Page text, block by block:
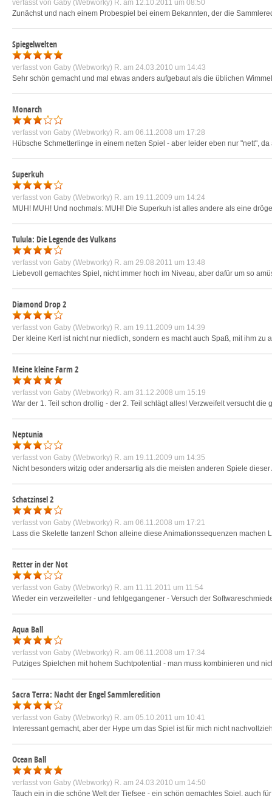
verfasst von Gaby (Webworky) R. am 12.10.2011 um 08:50
Zunächst und nach einem Probespiel bei einem Bekannten, der die
Spiegelwelten
verfasst von Gaby (Webworky) R. am 24.03.2010 um 14:43
Sehr schön gemacht und mal etwas anders aufgebaut als die üblichen
Monarch
verfasst von Gaby (Webworky) R. am 06.11.2008 um 17:28
Hübsche Schmetterlinge in einem netten Spiel - aber leider eben nur "nett",
Superkuh
verfasst von Gaby (Webworky) R. am 19.11.2009 um 14:24
MUH! MUH! Und nochmals: MUH! Die Superkuh ist alles andere als eine
Tulula: Die Legende des Vulkans
verfasst von Gaby (Webworky) R. am 29.08.2011 um 13:48
Liebevoll gemachtes Spiel, nicht immer hoch im Niveau, aber dafür um so
Diamond Drop 2
verfasst von Gaby (Webworky) R. am 19.11.2009 um 14:39
Der kleine Kerl ist nicht nur niedlich, sondern es macht auch Spaß, mit ihm
Meine kleine Farm 2
verfasst von Gaby (Webworky) R. am 31.12.2008 um 15:19
War der 1. Teil schon drollig - der 2. Teil schlägt alles! Verzweifelt versucht
Neptunia
verfasst von Gaby (Webworky) R. am 19.11.2009 um 14:35
Nicht besonders witzig oder andersartig als die meisten anderen Spiele
Schatzinsel 2
verfasst von Gaby (Webworky) R. am 06.11.2008 um 17:21
Lass die Skelette tanzen! Schon alleine diese Animationssequenzen
Retter in der Not
verfasst von Gaby (Webworky) R. am 11.11.2011 um 11:54
Wieder ein verzweifelter - und fehlgegangener - Versuch der
Aqua Ball
verfasst von Gaby (Webworky) R. am 06.11.2008 um 17:34
Putziges Spielchen mit hohem Suchtpotential - man muss kombinieren und
Sacra Terra: Nacht der Engel Sammleredition
verfasst von Gaby (Webworky) R. am 05.10.2011 um 10:41
Interessant gemacht, aber der Hype um das Spiel ist für mich nicht
Ocean Ball
verfasst von Gaby (Webworky) R. am 24.03.2010 um 14:50
Tauch ein in die schöne Welt der Tiefsee - ein schön gemachtes Spiel, auch